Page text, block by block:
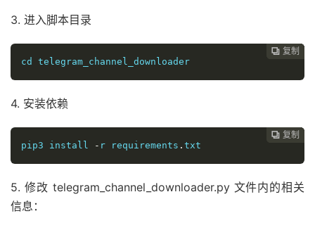
3. 进入脚本目录
 复制
 复制
 复制
 复制
 复制
 复制
cd telegram_channel_downloader
4. 安装依赖
 复制
 复制
 复制
 复制
 复制
pip3 install
- r requirements . txt
5. 修改 telegram _channel_downloader.py 文件内的相关
信息：